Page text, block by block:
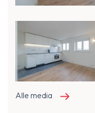
Alle media